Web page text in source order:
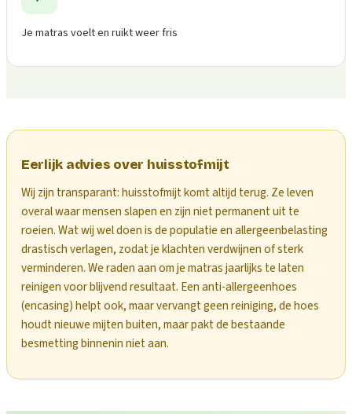
Je matras voelt en ruikt weer fris
Eerlijk advies over huisstofmijt
Wij zijn transparant: huisstofmijt komt altijd terug. Ze leven
overal waar mensen slapen en zijn niet permanent uit te
roeien. Wat wij wel doen is de populatie en allergeenbelasting
drastisch verlagen, zodat je klachten verdwijnen of sterk
verminderen. We raden aan om je matras jaarlijks te laten
reinigen voor blijvend resultaat. Een anti-allergeenhoes
(encasing) helpt ook, maar vervangt geen reiniging, de hoes
houdt nieuwe mijten buiten, maar pakt de bestaande
besmetting binnenin niet aan.